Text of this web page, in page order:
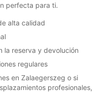
perfecta para ti.
alta calidad
la reserva y devolución
regulares
en Zalaegerszeg o si
profesionales,